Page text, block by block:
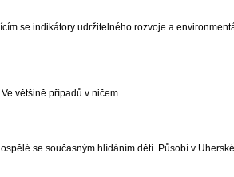
se indikátory udržitelného rozvoje a
většině případů v ničem.
se současným hlídáním dětí. Působí v